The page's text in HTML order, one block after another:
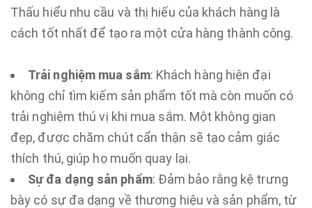
Thấu hiểu nhu cầu và thị hiếu của khách hàng là
cách tốt nhất để tạo ra một cửa hàng thành công.
Trải nghiệm mua sắm: Khách hàng hiện đại
không chỉ tìm kiếm sản phẩm tốt mà còn muốn có
trải nghiệm thú vị khi mua sắm. Một không gian
đẹp, được chăm chút cẩn thận sẽ tạo cảm giác
thích thú, giúp họ muốn quay lại.
Sự đa dạng sản phẩm: Đảm bảo rằng kệ trưng
bày có sự đa dạng về thương hiệu và sản phẩm, từ